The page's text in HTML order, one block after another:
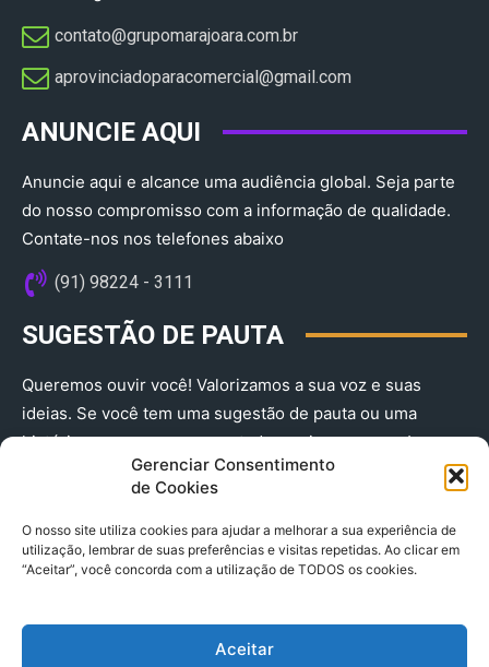
Gerenciar Consentimento
de Cookies
O nosso site utiliza cookies para ajudar a melhorar a sua experiência de
utilização, lembrar de suas preferências e visitas repetidas. Ao clicar em
“Aceitar”, você concorda com a utilização de TODOS os cookies.
Aceitar
contato@grupomarajoara.com.br
aprovinciadoparacomercial@gmail.com​
ANUNCIE AQUI
Anuncie aqui e alcance uma audiência global. Seja parte
do nosso compromisso com a informação de qualidade.
Contate-nos nos telefones abaixo
(91) 98224 - 3111
SUGESTÃO DE PAUTA
Queremos ouvir você! Valorizamos a sua voz e suas
ideias. Se você tem uma sugestão de pauta ou uma
história que merece ser contada, envie-nos agora!
(91) 98224 - 3111